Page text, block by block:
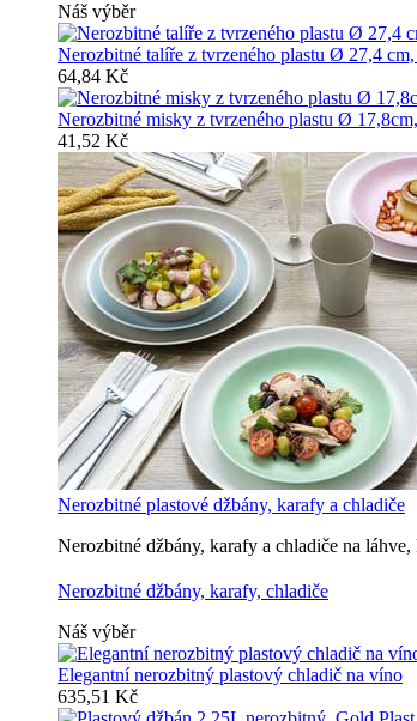
Náš výběr
Nerozbitné talíře z tvrzeného plastu Ø 27,4
64,84 Kč
Nerozbitné misky z tvrzeného plastu Ø
41,52 Kč
Nerozbitné plastové džbány, karafy a chladiče
Nerozbitné džbány, karafy a chladiče na
Nerozbitné džbány, karafy, chladiče
Náš výběr
Elegantní nerozbitný plastový chladič na víno
635,51 Kč